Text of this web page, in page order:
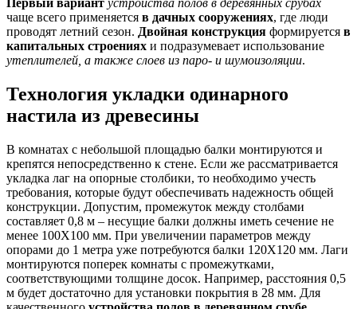
Первый вариант устройства полов в деревянных срубах
чаще всего применяется в дачных сооружениях, где люди
проводят летний сезон. Двойная конструкция формируется в
капитальных строениях и подразумевает использование
утеплителей, а также слоев из паро- и шумоизоляции.
Технология укладки одинарного
настила из древесины
В комнатах с небольшой площадью балки монтируются и
крепятся непосредственно к стене. Если же рассматривается
укладка лаг на опорные столбики, то необходимо учесть
требования, которые будут обеспечивать надежность общей
конструкции. Допустим, промежуток между столбами
составляет 0,8 м – несущие балки должны иметь сечение не
менее 100Х100 мм. При увеличении параметров между
опорами до 1 метра уже потребуются балки 120Х120 мм. Лаги
монтируются поперек комнаты с промежутками,
соответствующими толщине досок. Например, расстояния 0,5
м будет достаточно для установки покрытия в 28 мм. Для